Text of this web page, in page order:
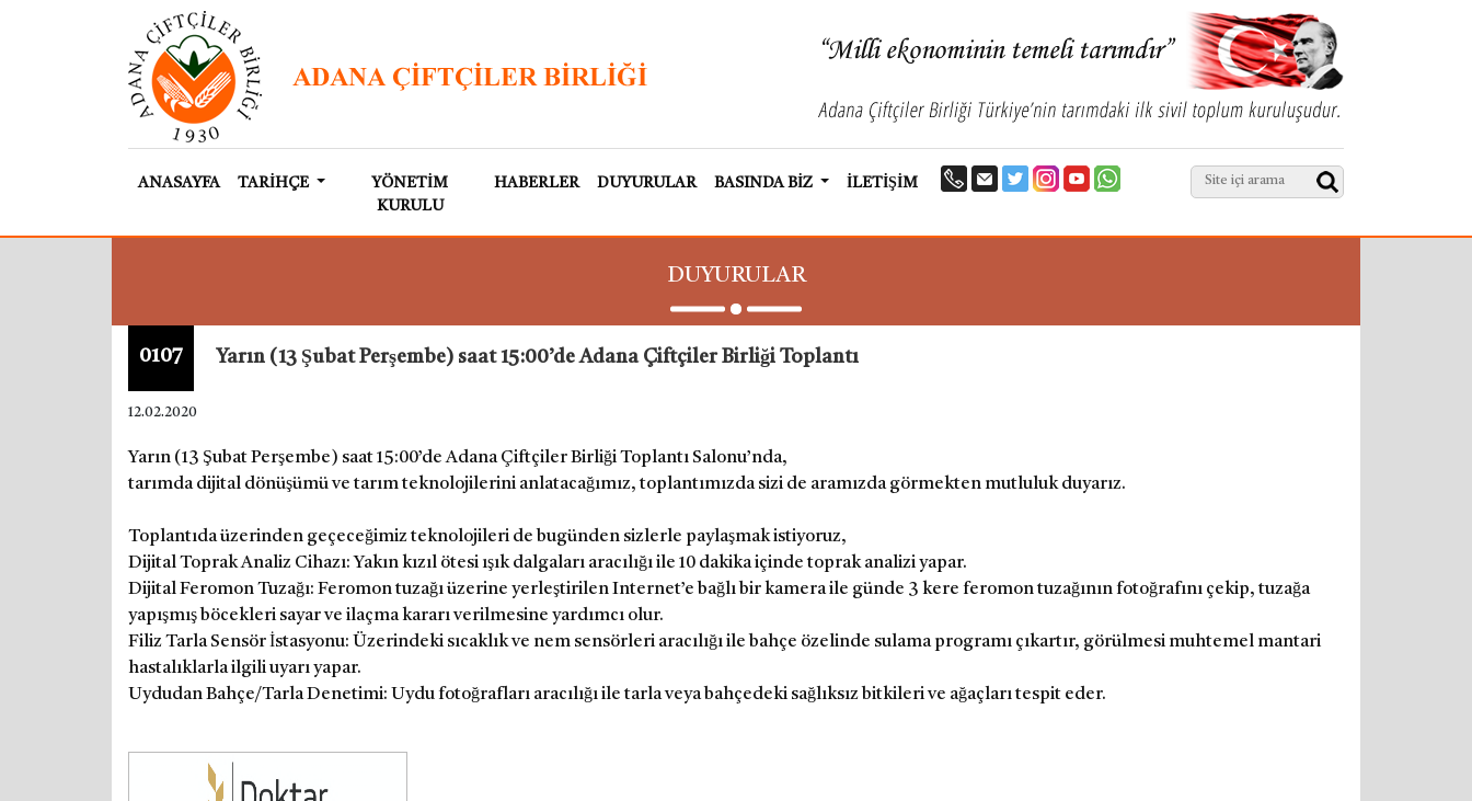
ANASAYFA TARİHÇE
YÖNETİM
KURULU
HABERLER DUYURULAR BASINDA BİZ İLETİŞİM
DUYURULAR
0107 Yarın (13 Şubat Perşembe) saat 15:00’de Adana Çiftçiler Birliği Toplantı
12.02.2020
Yarın (13 Şubat Perşembe) saat 15:00’de Adana Çiftçiler Birliği Toplantı Salonu’nda,
tarımda dijital dönüşümü ve tarım teknolojilerini anlatacağımız, toplantımızda sizi de aramızda görmekten mutluluk duyarız.
Toplantıda üzerinden geçeceğimiz teknolojileri de bugünden sizlerle paylaşmak istiyoruz,
Dijital Toprak Analiz Cihazı: Yakın kızıl ötesi ışık dalgaları aracılığı ile 10 dakika içinde toprak analizi yapar.
Dijital Feromon Tuzağı: Feromon tuzağı üzerine yerleştirilen Internet’e bağlı bir kamera ile günde 3 kere feromon tuzağının fotoğrafını çekip, tuzağa
yapışmış böcekleri sayar ve ilaçma kararı verilmesine yardımcı olur.
Filiz Tarla Sensör İstasyonu: Üzerindeki sıcaklık ve nem sensörleri aracılığı ile bahçe özelinde sulama programı çıkartır, görülmesi muhtemel mantari
hastalıklarla ilgili uyarı yapar.
Uydudan Bahçe/Tarla Denetimi: Uydu fotoğrafları aracılığı ile tarla veya bahçedeki sağlıksız bitkileri ve ağaçları tespit eder.